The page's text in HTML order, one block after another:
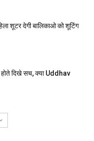
शूटर देगी बालिकाओ को शूटिंग
दिखे सच, क्या Uddhav